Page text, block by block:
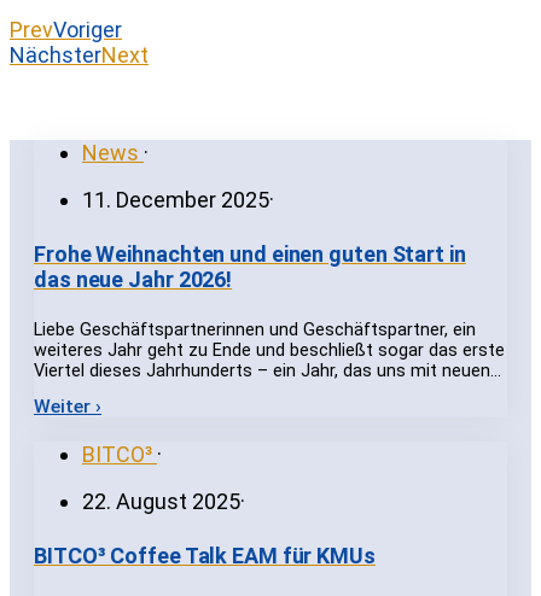
PrevVoriger
NächsterNext
News ·
11. December 2025·
Frohe Weihnachten und einen guten Start in
das neue Jahr 2026!
Liebe Geschäftspartnerinnen und Geschäftspartner, ein
weiteres Jahr geht zu Ende und beschließt sogar das erste
Viertel dieses Jahrhunderts – ein Jahr, das uns mit neuen…
Weiter ›
BITCO³ ·
22. August 2025·
BITCO³ Coffee Talk EAM für KMUs